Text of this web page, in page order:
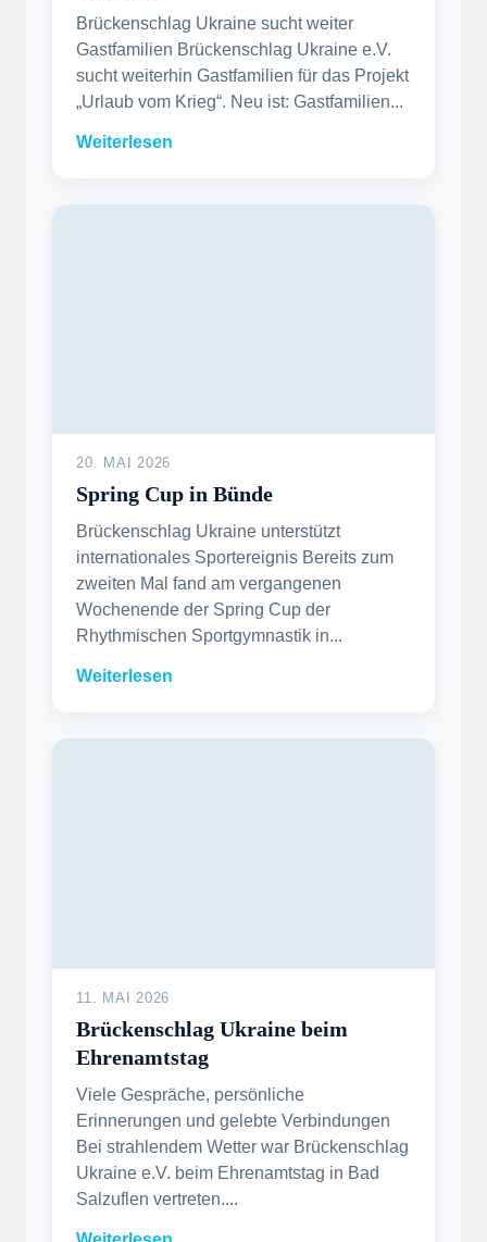
Brückenschlag Ukraine sucht weiter
Gastfamilien Brückenschlag Ukraine e.V.
sucht weiterhin Gastfamilien für das Projekt
„Urlaub vom Krieg“. Neu ist: Gastfamilien...
Weiterlesen
20. MAI 2026
Spring Cup in Bünde
Brückenschlag Ukraine unterstützt
internationales Sportereignis Bereits zum
zweiten Mal fand am vergangenen
Wochenende der Spring Cup der
Rhythmischen Sportgymnastik in...
Weiterlesen
11. MAI 2026
Brückenschlag Ukraine beim
Ehrenamtstag
Viele Gespräche, persönliche
Erinnerungen und gelebte Verbindungen
Bei strahlendem Wetter war Brückenschlag
Ukraine e.V. beim Ehrenamtstag in Bad
Salzuflen vertreten....